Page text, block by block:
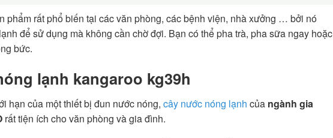
phẩm rất phổ biến tại các văn phòng, các bệnh viện, nhà xưởng … bởi nó
để sử dụng mà không cần chờ đợi. Bạn có thể pha trà, pha sữa ngay hoặc
bức.
lạnh kangaroo kg39h
hạn của một thiết bị đun nước nóng, cây nước nóng lạnh của ngành gia
rất tiện ích cho văn phòng và gia đình.